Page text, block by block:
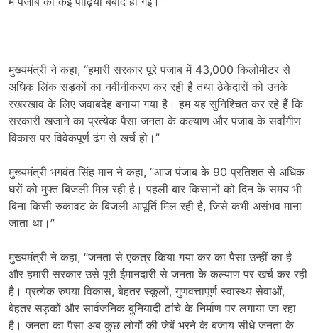
मुख्यमंत्री ने कहा, “हमारी सरकार पूरे पंजाब में 43,000 किलोमीटर से
अधिक लिंक सड़कों का नवीनीकरण कर रही है तथा ठेकेदारों को उनके
रखरखाव के लिए जवाबदेह बनाया गया है। हम यह सुनिश्चित कर रहे हैं कि
सरकारी खजाने का प्रत्येक पैसा जनता के कल्याण और पंजाब के सर्वांगीण
विकास पर विवेकपूर्ण ढंग से खर्च हो।”
मुख्यमंत्री भगवंत सिंह मान ने कहा, “आज पंजाब के 90 प्रतिशत से अधिक
घरों को मुफ्त बिजली मिल रही है। पहली बार किसानों को दिन के समय भी
बिना किसी रुकावट के बिजली आपूर्ति मिल रही है, जिसे कभी असंभव माना
जाता था।”
मुख्यमंत्री ने कहा, “जनता से एकत्र किया गया कर का पैसा उन्हीं का है
और हमारी सरकार उसे पूरी ईमानदारी से जनता के कल्याण पर खर्च कर रही
है। प्रत्येक रुपया विकास, बेहतर स्कूलों, गुणवत्तापूर्ण स्वास्थ्य सेवाओं,
बेहतर सड़कों और सार्वजनिक बुनियादी ढांचे के निर्माण पर लगाया जा रहा
है। जनता का पैसा अब कुछ लोगों की जेबें भरने के बजाय सीधे जनता के